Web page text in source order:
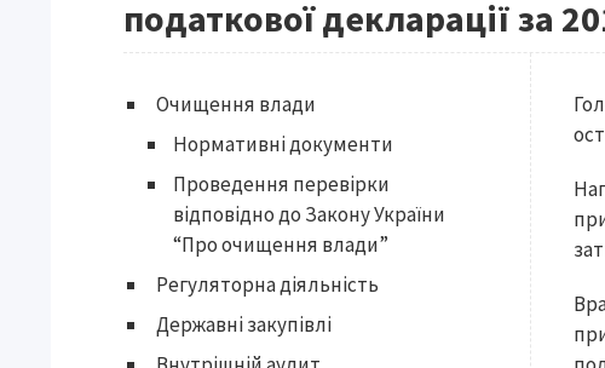
податкової декларації за
Очищення влади
Нормативні документи
Проведення перевірки
відповідно до Закону України
“Про очищення влади”
Регуляторна діяльність
Державні закупівлі